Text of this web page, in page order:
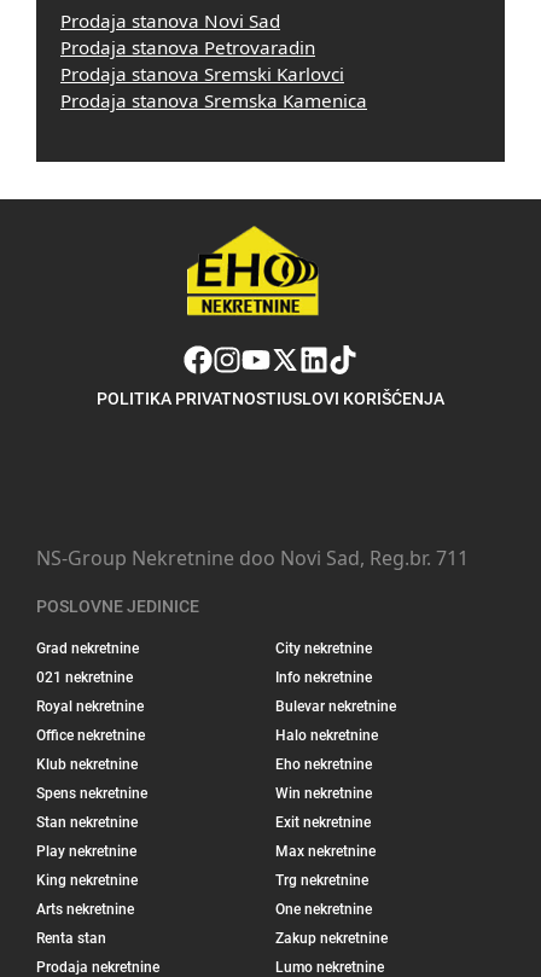
Prodaja stanova Novi Sad
Prodaja stanova Petrovaradin
Prodaja stanova Sremski Karlovci
Prodaja stanova Sremska Kamenica
POLITIKA PRIVATNOSTIUSLOVI KORIŠĆENJA
NS-Group Nekretnine doo Novi Sad, Reg.br. 711
POSLOVNE JEDINICE
Grad nekretnine
City nekretnine
021 nekretnine
Info nekretnine
Royal nekretnine
Bulevar nekretnine
Office nekretnine
Halo nekretnine
Klub nekretnine
Eho nekretnine
Spens nekretnine
Win nekretnine
Stan nekretnine
Exit nekretnine
Play nekretnine
Max nekretnine
King nekretnine
Trg nekretnine
Arts nekretnine
One nekretnine
Renta stan
Zakup nekretnine
Prodaja nekretnine
Lumo nekretnine